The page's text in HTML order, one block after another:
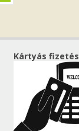
Kártyás fizetés